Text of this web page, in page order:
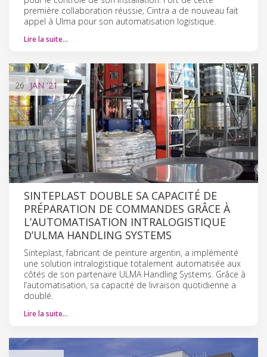
première collaboration réussie, Cintra a de nouveau fait
appel à Ulma pour son automatisation logistique.
Lire la suite…
26 JAN '21
SINTEPLAST DOUBLE SA CAPACITÉ DE
PRÉPARATION DE COMMANDES GRÂCE À
L’AUTOMATISATION INTRALOGISTIQUE
D’ULMA HANDLING SYSTEMS
Sinteplast, fabricant de peinture argentin, a implémenté
une solution intralogistique totalement automatisée aux
côtés de son partenaire ULMA Handling Systems. Grâce à
l’automatisation, sa capacité de livraison quotidienne a
doublé.
Lire la suite…